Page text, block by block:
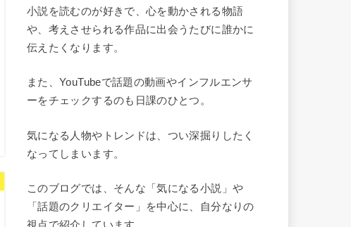
小説を読むのが好きで、心を動かされる物語
や、考えさせられる作品に出会うたびに誰かに
伝えたくなります。
また、YouTubeで話題の動画やインフルエンサ
ーをチェックするのも日課のひとつ。
気になる人物やトレンドは、つい深掘りしたく
なってしまいます。
このブログでは、そんな「気になる小説」や
「話題のクリエイター」を中心に、自分なりの